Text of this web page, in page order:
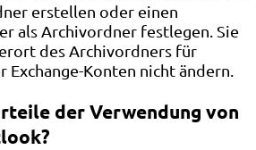
erstellen oder einen
als Archivordner festlegen. Sie
des Archivordners für
Konten nicht ändern.
der Verwendung von